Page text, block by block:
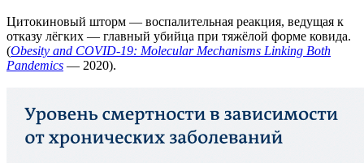
Цитокиновый шторм — воспалительная реакция, ведущая к
отказу лёгких — главный убийца при тяжёлой форме ковида.
(Obesity and COVID-19: Molecular Mechanisms Linking Both
Pandemics — 2020).